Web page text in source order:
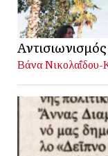
Βάνα Νικολαΐδου-